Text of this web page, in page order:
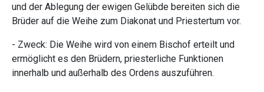
und der Ablegung der ewigen Gelübde bereiten sich die
Brüder auf die Weihe zum Diakonat und Priestertum vor.
- Zweck: Die Weihe wird von einem Bischof erteilt und
ermöglicht es den Brüdern, priesterliche Funktionen
innerhalb und außerhalb des Ordens auszuführen.